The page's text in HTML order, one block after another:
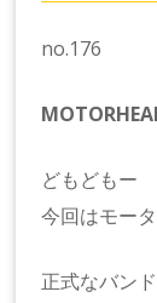
no.176
どもどもー
今回はモー
正式なバン